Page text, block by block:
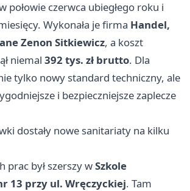
połowie czerwca ubiegłego roku i
Wykonała je firma Handel,
Zenon Sitkiewicz, a koszt
niemal 392 tys. zł brutto. Dla
tylko nowy standard techniczny, ale
i bezpieczniejsze zaplecze
dostały nowe sanitariaty na kilku
prac był szerszy wSzkole
13 przy ul. Wręczyckiej. Tam